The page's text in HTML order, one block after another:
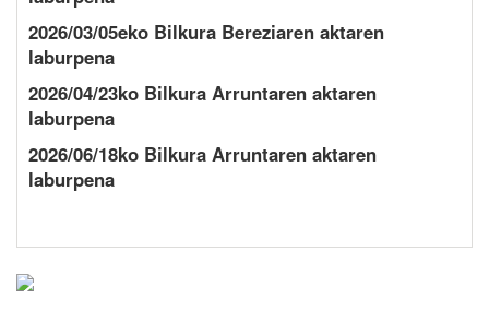
2026/03/05eko Bilkura Bereziaren aktaren
laburpena
2026/04/23ko Bilkura Arruntaren aktaren
laburpena
2026/06/18ko Bilkura Arruntaren aktaren
laburpena